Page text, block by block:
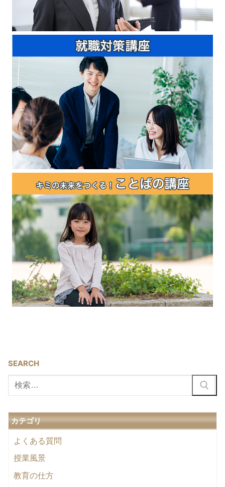
SEARCH
検
索:
カテゴリ
よくある質問
授業風景
教育の仕方